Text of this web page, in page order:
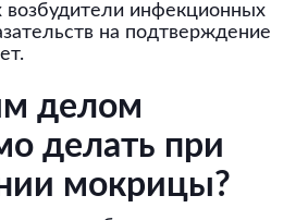
возбудители инфекционных
на подтверждение
делом
делать при
мокрицы?